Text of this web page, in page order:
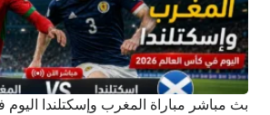
بث مباشر مباراة المغرب وإسكتلندا